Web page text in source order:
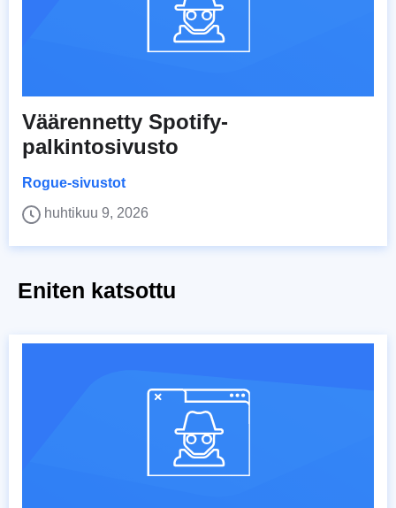
Väärennetty Spotify-
palkintosivusto
Rogue-sivustot
huhtikuu 9, 2026
Eniten katsottu